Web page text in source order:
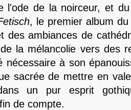
l'ode de la noirceur, et
, le premier album
des ambiances de
la mélancolie vers des
nécessaire à son
sacrée de mettre en
un pur esprit
de compte.